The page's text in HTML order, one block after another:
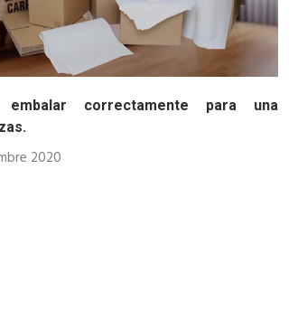
embalar correctamente para una
2020